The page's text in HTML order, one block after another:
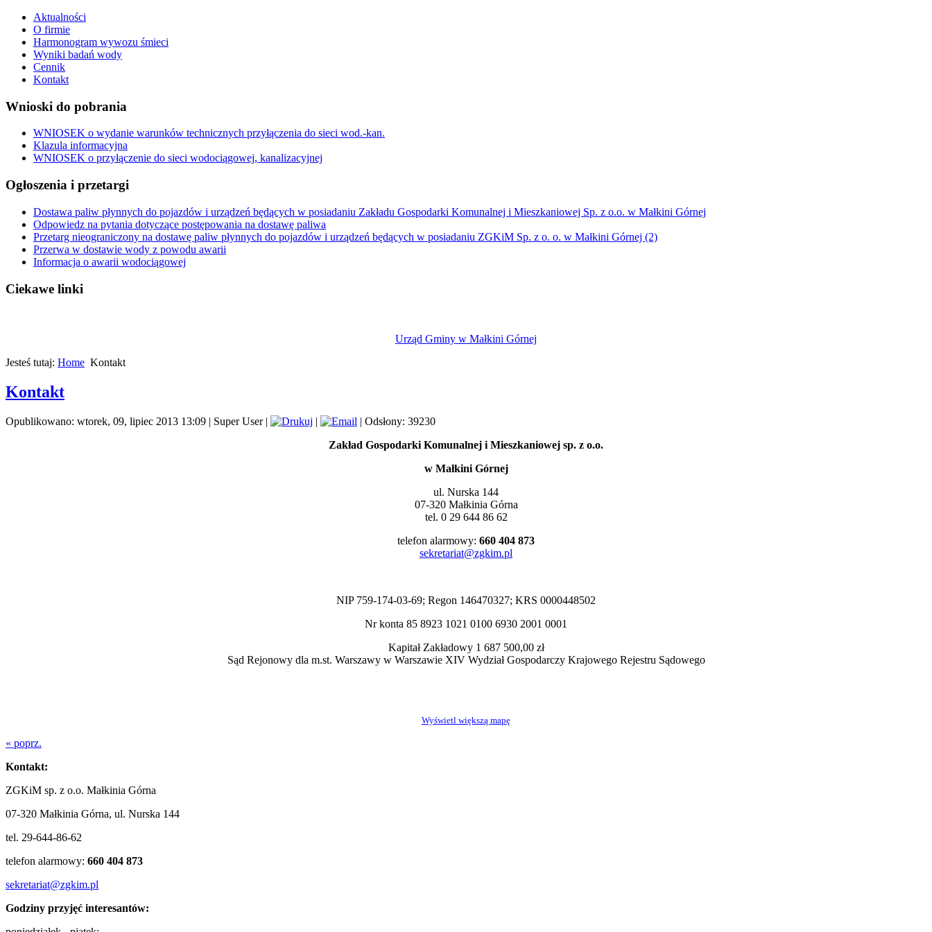
Aktualności
O firmie
Harmonogram wywozu śmieci
Wyniki badań wody
Cennik
Kontakt
Wnioski do pobrania
WNIOSEK o wydanie warunków technicznych przyłączenia do sieci wod.-kan.
Klazula informacyjna
WNIOSEK o przyłączenie do sieci wodociągowej, kanalizacyjnej
Ogłoszenia i przetargi
Dostawa paliw płynnych do pojazdów i urządzeń będących w posiadaniu Zakładu Gospodarki Komunalnej i Mieszkaniowej Sp. z o.o. w Małkini Górnej
Odpowiedz na pytania dotyczące postępowania na dostawę paliwa
Przetarg nieograniczony na dostawę paliw płynnych do pojazdów i urządzeń będących w posiadaniu ZGKiM Sp. z o. o. w Małkini Górnej (2)
Przerwa w dostawie wody z powodu awarii
Informacja o awarii wodociągowej
Ciekawe linki
Urząd Gminy w Małkini Górnej
Jesteś tutaj: Home Kontakt
Kontakt
Opublikowano: wtorek, 09, lipiec 2013 13:09 | Super User| |
| Odsłony: 39230
Zakład Gospodarki Komunalnej i Mieszkaniowej sp. z o.o.
w Małkini Górnej
ul. Nurska 144
07-320 Małkinia Górna
tel. 0 29 644 86 62
telefon alarmowy: 660 404 873
sekretariat@zgkim.pl
NIP 759-174-03-69; Regon 146470327; KRS 0000448502
Nr konta 85 8923 1021 0100 6930 2001 0001
Kapitał Zakładowy 1 687 500,00 zł
Sąd Rejonowy dla m.st. Warszawy w Warszawie XIV Wydział Gospodarczy Krajowego Rejestru Sądowego
Wyświetl większą mapę
« poprz.
Kontakt:
ZGKiM sp. z o.o. Małkinia Górna
07-320 Małkinia Górna, ul. Nurska 144
tel. 29-644-86-62
telefon alarmowy: 660 404 873
sekretariat@zgkim.pl
Godziny przyjęć interesantów: